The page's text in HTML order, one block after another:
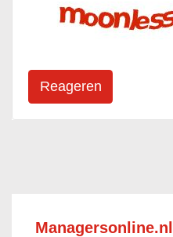
Managersonline.nl